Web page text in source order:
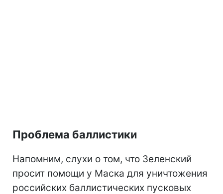
Проблема баллистики
Напомним, слухи о том, что Зеленский
просит помощи у Маска для уничтожения
российских баллистических пусковых